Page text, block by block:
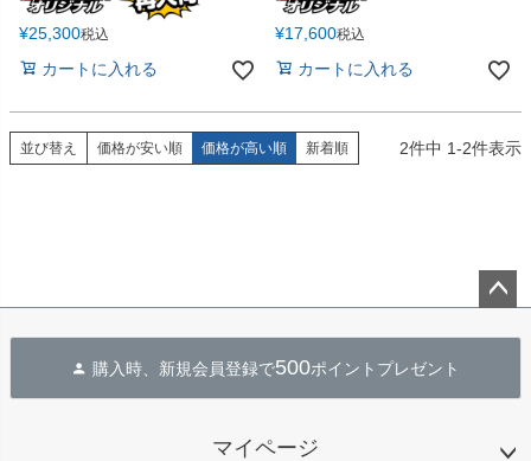
¥25,300税込
カートに入れる
¥17,600税込
カートに入れる
並び替え 価格が安い順 価格が高い順 新着順 2件中 1-2件表示
へ
購入時、新規会員登録で500ポイントプレゼント
マイページ